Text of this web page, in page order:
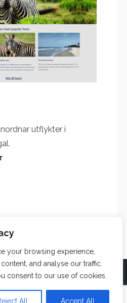
your browsing experience,
and analyse our traffic.
consent to our use of cookies.
All Accept All
utflykter i